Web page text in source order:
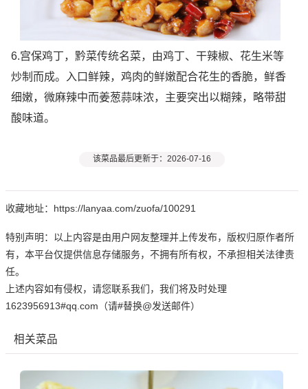
6.宫保鸡丁，黔菜传统名菜，由鸡丁、干辣椒、花生米等
炒制而成。入口鲜辣，鸡肉的鲜嫩配合花生的香脆，鲜香
细嫩，微麻辣中而姜葱蒜味浓，主要突出以糊辣，略带甜
酸味道。
该菜品最后更新于：2026-07-16
收藏地址：https://lanyaa.com/zuofa/100291
特别声明：以上内容是由用户网友整理并上传发布，版权归原作者所
有，本平台仅提供信息存储服务，不拥有所有权，不承担相关法律责
任。
上述内容如有侵权，请您联系我们，我们将及时处理
1623956913#qq.com（请#替换@发送邮件）
相关菜品